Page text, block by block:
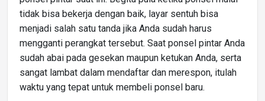
tidak bisa bekerja dengan baik, layar sentuh bisa
menjadi salah satu tanda jika Anda sudah harus
mengganti perangkat tersebut. Saat ponsel pintar Anda
sudah abai pada gesekan maupun ketukan Anda, serta
sangat lambat dalam mendaftar dan merespon, itulah
waktu yang tepat untuk membeli ponsel baru.